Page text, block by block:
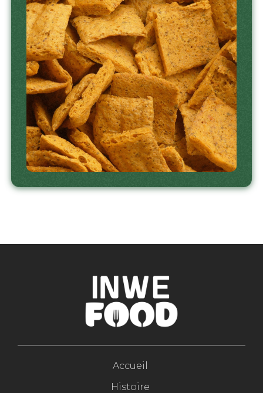
Accueil
Histoire